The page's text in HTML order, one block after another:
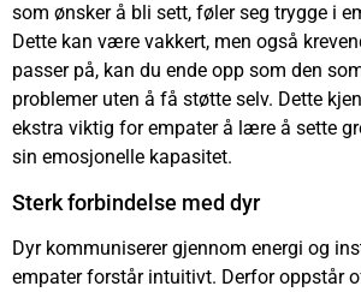
som ønsker å bli sett, føler seg trygge i
Dette kan være vakkert, men også
passer på, kan du ende opp som den
problemer uten å få støtte selv. Dette
ekstra viktig for empater å lære å sette
sin emosjonelle kapasitet.
Sterk forbindelse med dyr
Dyr kommuniserer gjennom energi og
empater forstår intuitivt. Derfor oppstår